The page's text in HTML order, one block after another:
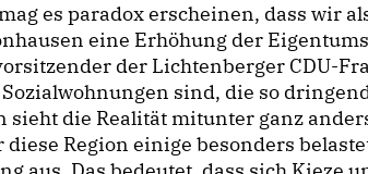
es paradox erscheinen, dass wir
eine Erhöhung der
der Lichtenberger CDU-
sind, die so
sieht die Realität mitunter ganz
Region einige besonders